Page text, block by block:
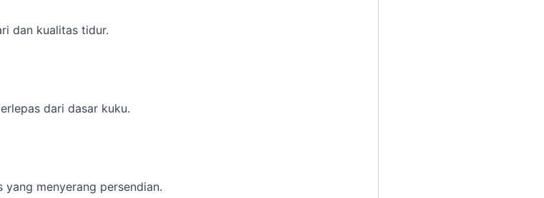
dan kualitas tidur.
dari dasar kuku.
menyerang persendian.